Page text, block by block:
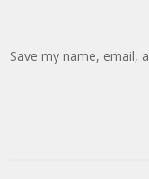
Save my name, email,